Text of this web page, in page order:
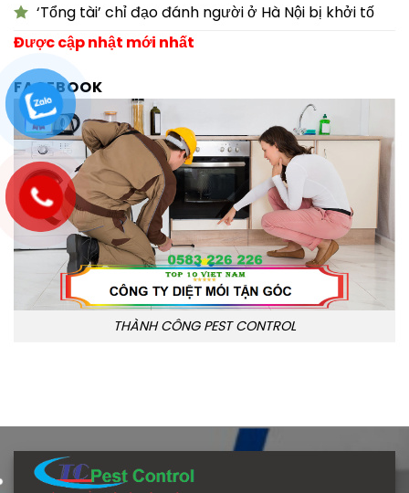
‘Tổng tài’ chỉ đạo đánh người ở Hà Nội bị khởi tố
Được cập nhật mới nhất
FACEBOOK
THÀNH CÔNG PEST CONTROL